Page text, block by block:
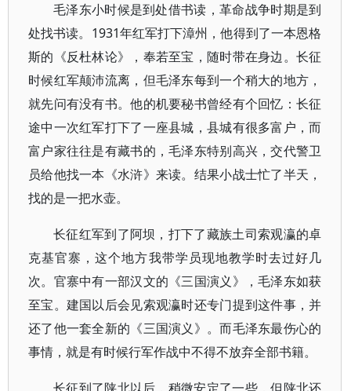
毛泽东小时候是到处借书读，革命战争时期是到
处找书读。1931年红军打下漳州，他得到了一本恩格
斯的《反杜林论》，奉若至宝，随时带在身边。长征
时候红军颠沛流离，但毛泽东每到一个稍大的地方，
就先问有没有书。他的机要秘书曾经有个回忆：长征
途中一次红军打下了一座县城，县城有很多富户，而
富户家往往是有藏书的，毛泽东特别高兴，交代警卫
员给他找一本《水浒》来读。结果小战士忙了半天，
找的是一把水壶。
长征红军到了阿坝，打下了藏族土司索观瀛的卓
克基官寨，这个地方我带学员现地教学时去过好几
次。官寨中有一部汉文的《三国演义》，毛泽东如获
至宝。建国以后会见索观瀛时还专门提到这件事，并
还了他一套全新的《三国演义》。而毛泽东最伤心的
事情，就是有时候行军作战中不得不放弃全部书籍。